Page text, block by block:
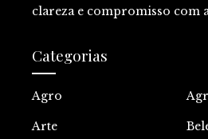
clareza e compromisso com
Categorias
Agro
Arte